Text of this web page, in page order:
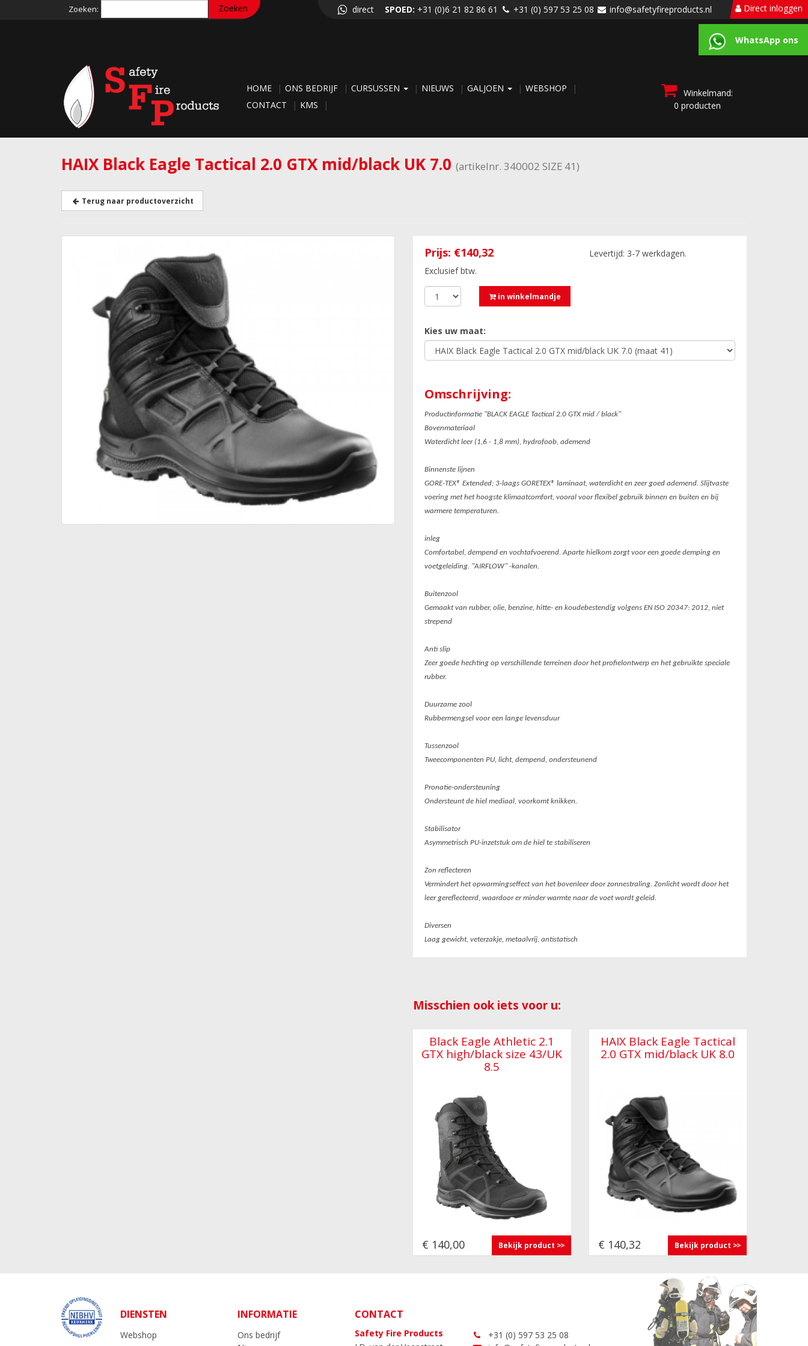
Zoeken: direct SPOED: +31 (0)6 21 82 86 61 +31 (0) 597 53 25 08 info@safetyfireproducts.nl Direct inloggen
WhatsApp ons
HOME ONS BEDRIJF CURSUSSEN NIEUWS GALJOEN
WEBSHOP
CONTACT
KMS
Winkelmand:
0 producten
HAIX Black Eagle Tactical 2.0 GTX mid/black UK 7.0 (artikelnr. 340002 SIZE 41)
Terug naar productoverzicht
Prijs: €140,32
Exclusief btw.
in winkelmandje
Levertijd: 3-7 werkdagen.
Kies uw maat:
Omschrijving:
Productinformatie "BLACK EAGLE Tactical 2.0 GTX mid / black"
Bovenmateriaal
Waterdicht leer (1,6 - 1,8 mm), hydrofoob, ademend
Binnenste lijnen
GORE-TEX® Extended; 3-laags GORETEX® laminaat, waterdicht en zeer goed ademend. Slijtvaste
voering met het hoogste klimaatcomfort, vooral voor flexibel gebruik binnen en buiten en bij
warmere temperaturen.
inleg
Comfortabel, dempend en vochtafvoerend. Aparte hielkom zorgt voor een goede demping en
voetgeleiding. "AIRFLOW" -kanalen.
Buitenzool
Gemaakt van rubber, olie, benzine, hitte- en koudebestendig volgens EN ISO 20347: 2012, niet
strepend
Anti slip
Zeer goede hechting op verschillende terreinen door het profielontwerp en het gebruikte speciale
rubber.
Duurzame zool
Rubbermengsel voor een lange levensduur
Tussenzool
Tweecomponenten PU, licht, dempend, ondersteunend
Pronatie-ondersteuning
Ondersteunt de hiel mediaal, voorkomt knikken.
Stabilisator
Asymmetrisch PU-inzetstuk om de hiel te stabiliseren
Zon reflecteren
Vermindert het opwarmingseffect van het bovenleer door zonnestraling. Zonlicht wordt door het
leer gereflecteerd, waardoor er minder warmte naar de voet wordt geleid.
Diversen
Laag gewicht, veterzakje, metaalvrij, antistatisch
Misschien ook iets voor u:
Black Eagle Athletic 2.1
GTX high/black size 43/UK
8.5
€ 140,00 Bekijk product
HAIX Black Eagle Tactical
2.0 GTX mid/black UK 8.0
€ 140,32 Bekijk product
DIENSTEN
Webshop
INFORMATIE
Ons bedrijf
CONTACT
Safety Fire Products
+31 (0) 597 53 25 08